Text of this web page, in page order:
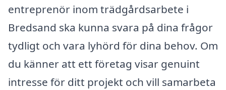
entreprenör inom trädgårdsarbete i
Bredsand ska kunna svara på dina frågor
tydligt och vara lyhörd för dina behov. Om
du känner att ett företag visar genuint
intresse för ditt projekt och vill samarbeta